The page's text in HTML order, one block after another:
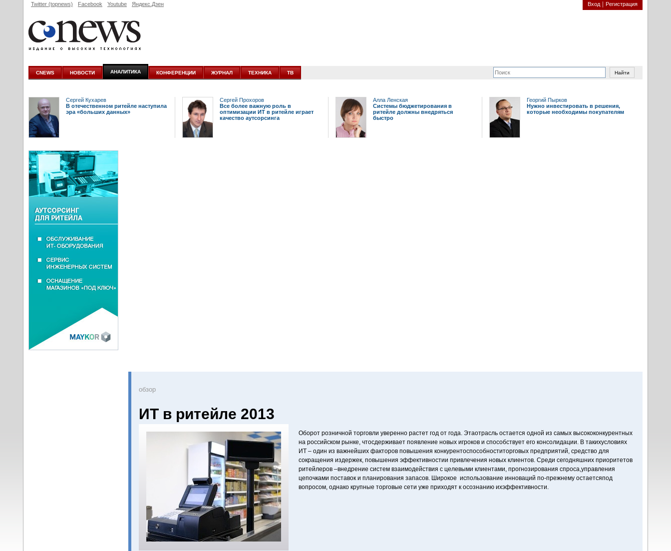
Вход Регистрация
Twitter (topnews) Facebook Youtube Яндекс.Дзен
CNEWS НОВОСТИ АНАЛИТИКА КОНФЕРЕНЦИИ ЖУРНАЛ ТЕХНИКА ТВ
Сергей Кухарев
В отечественном ритейле наступила
эра «больших данных»
Сергей Прохоров
Все более важную роль в
оптимизации ИТ в ритейле играет
качество аутсорсинга
Алла Ленская
Системы бюджетирования в
ритейле должны внедряться
быстро
Георгий Пырков
Нужно инвестировать в решения,
которые необходимы покупателям
oбзор
ИТ в ритейле 2013
Оборот розничной торговли уверенно растет год от года. Этаотрасль остается одной из самых высококонкурентных
на российском рынке, чтосдерживает появление новых игроков и способствует его консолидации. В такихусловиях
ИТ – один из важнейших факторов повышения конкурентоспособноститорговых предприятий, средство для
сокращения издержек, повышения эффективностии привлечения новых клиентов. Среди сегодняшних приоритетов
ритейлеров –внедрение систем взаимодействия с целевыми клиентами, прогнозирования спроса,управления
цепочками поставок и планирования запасов. Широкое использование инноваций по-прежнему остаетсяпод
вопросом, однако крупные торговые сети уже приходят к осознанию ихэффективности.